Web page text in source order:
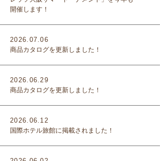
開催します！
2026.07.06
商品カタログを更新しました！
2026.06.29
商品カタログを更新しました！
2026.06.12
国際ホテル旅館に掲載されました！